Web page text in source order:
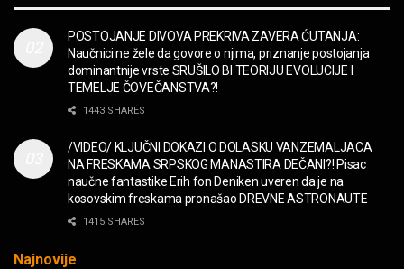
“Missin’ Yo’ Kissin'” BILLY ZZ TOP
MUZIKA
FILM
POSTOJANJE DIVOVA PREKRIVA ZAVERA ĆUTANJA:
Naučnici ne žele da govore o njima, priznanje postojanja
dominantnije vrste SRUŠILO BI TEORIJU EVOLUCIJE I
TEMELJE ČOVEČANSTVA?!
1443 SHARES
/VIDEO/ KLJUČNI DOKAZI O DOLASKU VANZEMALJACA
NA FRESKAMA SRPSKOG MANASTIRA DEČANI?! Pisac
naučne fantastike Erih fon Deniken uveren da je na
kosovskim freskama pronašao DREVNE ASTRONAUTE
1415 SHARES
Najnovije